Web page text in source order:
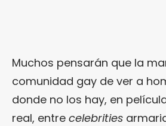
Muchos pensarán que la
comunidad gay de ver a
donde no los hay, en
real, entre celebrities